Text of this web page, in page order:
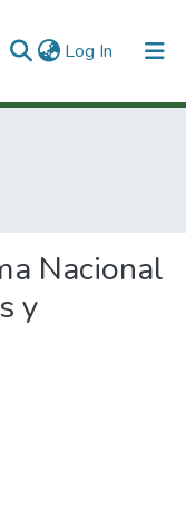
Log In (current)
Nacional
y